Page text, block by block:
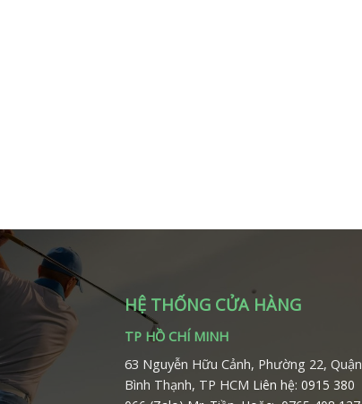
HỆ THỐNG CỬA HÀNG
TP HỒ CHÍ MINH
63 Nguyễn Hữu Cảnh, Phường 22, Quận
Bình Thạnh, TP HCM Liên hệ: 0915 380